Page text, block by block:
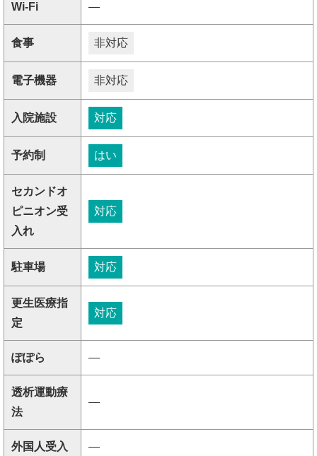
Wi-Fi ―
食事 非対応
電子機器 非対応
入院施設 対応
予約制 はい
セカンドオ
ピニオン受
入れ
対応
駐車場 対応
更生医療指
定
対応
ぽぽら ―
透析運動療
法
―
外国人受入 ―